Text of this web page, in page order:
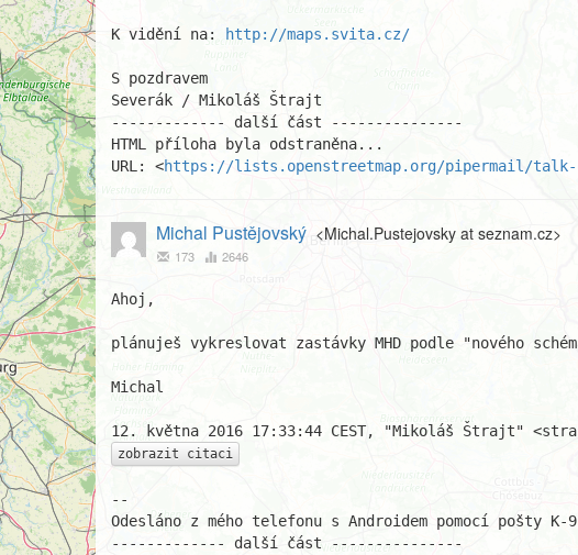
K vidění na: http://maps.svita.cz/
S pozdravem
Severák / Mikoláš Štrajt
------------- další část ---------------
HTML příloha byla odstraněna...
URL: <https://lists.openstreetmap.org/pipermail/talk-
Michal Pustějovský <Michal.Pustejovsky at seznam.cz>
173 2646
Ahoj,
plánuješ vykreslovat zastávky MHD podle "nového
Michal
zobrazit citaci
--
Odesláno z mého telefonu s Androidem pomocí pošty
------------- další část ---------------